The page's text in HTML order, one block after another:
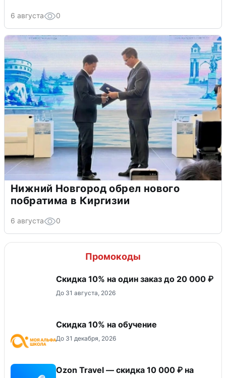
6 августа 0
Нижний Новгород обрел нового
побратима в Киргизии
6 августа 0
Промокоды
Скидка 10% на один заказ до 20 000 ₽
До 31 августа, 2026
Скидка 10% на обучение
До 31 декабря, 2026
Ozon Travel — скидка 10 000 ₽ на